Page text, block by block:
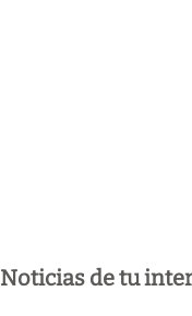
Noticias de tu